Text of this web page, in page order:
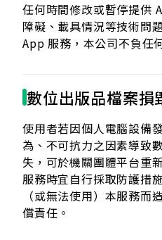
任何時間修改或暫停提供
障礙、載具情況等技術問
App 服務，本公司不負任
數位出版品檔案損
使用者若因個人電腦設備
為、不可抗力之因素導致
失，可於機關團體平台重
服務時宜自行採取防護措
（或無法使用）本服務而
償責任。